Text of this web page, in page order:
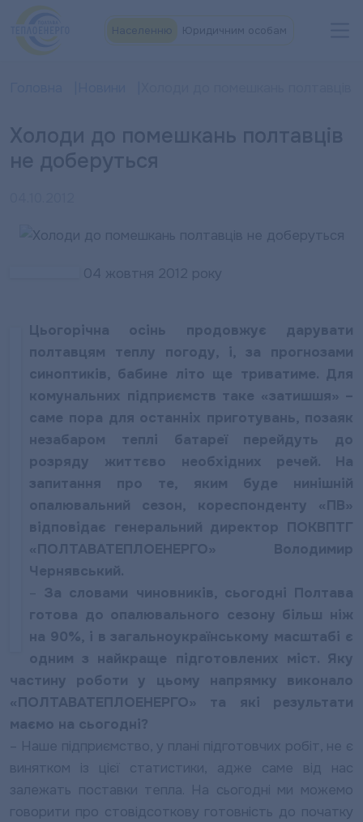
Юридичним особам
Холоди до помешкань полтавців
не доберуться
04 жовтня 2012 року
Цьогорічна осінь продовжує дарувати
полтавцям теплу погоду, і, за прогнозами
синоптиків, бабине літо ще триватиме. Для
комунальних підприємств таке «затишшя» –
саме пора для останніх приготувань, позаяк
незабаром теплі батареї перейдуть до
розряду життєво необхідних речей. На
запитання про те, яким буде нинішній
опалювальний сезон, кореспонденту «ПВ»
відповідає генеральний директор ПОКВПТГ
«ПОЛТАВАТЕПЛОЕНЕРГО» Володимир
Чернявський.
– За словами чиновників, сьогодні Полтава
готова до опалювального сезону більш ніж
на 90%, і в загальноукраїнському масштабі є
одним з найкраще підготовлених міст. Яку
частину роботи у цьому напрямку виконало
«ПОЛТАВАТЕПЛОЕНЕРГО» та які результати
маємо на сьогодні?
– Наше підприємство, у плані підготовчих робіт, не є
винятком із цієї статистики, адже саме від нас
залежать поставки тепла. На сьогодні ми можемо
говорити про стовідсоткову готовність до початку